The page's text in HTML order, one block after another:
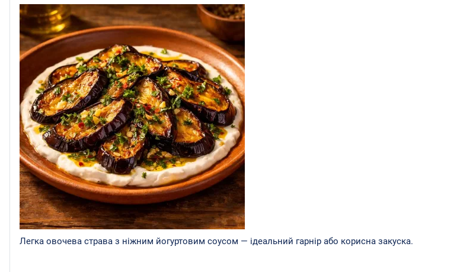
Легка овочева страва з ніжним йогуртовим соусом — ідеальний гарнір або корисна закуска.